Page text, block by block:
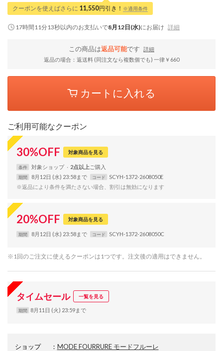
クーポンを使えばさらに 11,550円引き！ ※適用条件
17時間11分13秒以内のお支払いで8月12日(水)にお届け 詳細
この商品は返品可能です
詳細
返品の場合：返送料 (同注文なら複数個でも) 一律￥660
カートに入れる
ご利用可能なクーポン
30%OFF 対象商品を見る
条件 対象ショップ 2点以上
期間 8月12日 (水) 23:58まで コード
SCYH-1372-2608050E
※返品により条件を満たさない場合、割引は無効になります
20%OFF 対象商品を見る
期間 8月12日 (水) 23:58まで コード SCYH-1372-2608050C
※1回のご注文に使えるクーポンは1つです。注文後の適用はできません。
タイムセール 一覧を見る
期間 8月11日 (火) 23:59まで
ショップ ： MODE FOURRURE モードフルーレ